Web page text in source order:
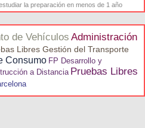
la preparación en menos de 1 año
de Vehículos Administración
Libres Gestión del Transporte
Consumo FP Desarrollo y
a Distancia Pruebas Libres